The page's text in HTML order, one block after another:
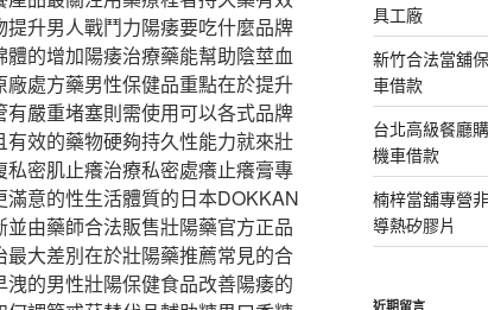
升男人戰鬥力陽痿要吃什麼品牌
的增加陽痿治療藥能幫助陰莖血
處方藥男性保健品重點在於提升
嚴重堵塞則需使用可以各式品牌
效的藥物硬夠持久性能力就來壯
密肌止癢治療私密處癢止癢膏專
意的性生活體質的日本DOKKAN
由藥師合法販售壯陽藥官方正品
大差別在於壯陽藥推薦常見的合
的男性壯陽保健食品改善陽痿的
具工廠
新竹合法當舖
車借款
台北高級餐廳
機車借款
楠梓當舖專營
導熱矽膠片
近期留言